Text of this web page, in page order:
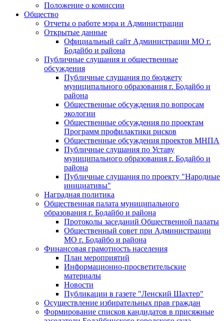
Положение о комиссии
Общество
Отчеты о работе мэра и Администрации
Открытые данные
Официальный сайт Администрации МО г.
Бодайбо и района
Публичные слушания и общественные
обсуждения
Публичные слушания по бюджету
муниципального образования г. Бодайбо и
района
Общественные обсуждения по вопросам
экологии
Общественные обсуждения по проектам
Программ профилактики рисков
Общественные обсуждения проектов МНПА
Публичные слушания по Уставу
муниципального образования г. Бодайбо и
района
Публичные слушания по проекту "Народные
инициативы"
Наградная политика
Общественная палата муниципального
образования г. Бодайбо и района
Протоколы заседаний Общественной палаты
Общественный совет при Администрации
МО г. Бодайбо и района
Финансовая грамотность населения
План мероприятий
Информационно-просветительские
материалы
Новости
Публикации в газете "Ленский Шахтер"
Осуществление избирательных прав граждан
Формирование списков кандидатов в присяжные